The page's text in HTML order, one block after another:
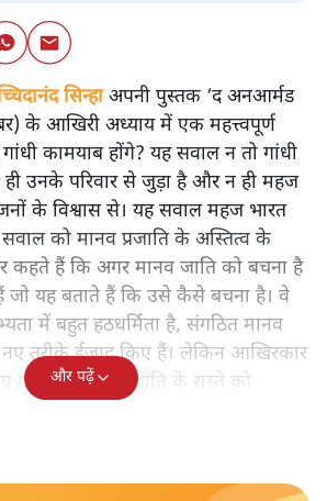
सिन्हाअपनी पुस्तक ‘द अनआर्मड
के आखिरी अध्याय में एक महत्त्वपूर्ण
कामयाब होंगे? यह सवाल न तो गांधी
उनके परिवार से जुड़ा है और न ही महज
के विश्वास से। यह सवाल महज भारत
को मानव प्रजाति के अस्तित्व के
हैं कि अगर मानव जाति को बचना है
हैं जो यह बताते हैं कि उसे कैसे बचना है। वे
में बहुत हठधर्मिता है, संगठित मानव
तरीके ईजाद किए हैं। लेकिन आखिरकार
गए अहिंसा और शांति के रास्ते को
और पढ़ें